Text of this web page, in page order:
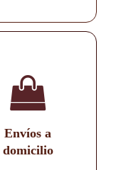
Envíos a
domicilio